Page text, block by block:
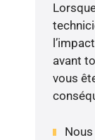
avant
vous